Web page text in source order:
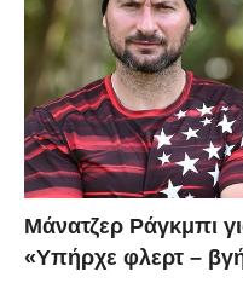
Μάνατζερ Ράγκμπι
«Υπήρχε φλερτ –